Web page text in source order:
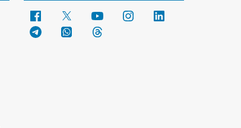
Facebook YouTube Instagram
Telegram WhatsApp